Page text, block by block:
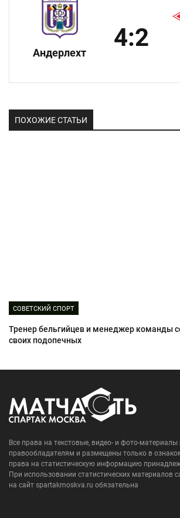
Андерлехт
4:2
ПОХОЖИЕ СТАТЬИ
СОВЕТСКИЙ СПОРТ
Тренер бельгийцев и менеджер команды
своих подопечных
Все права на текстовые, видео- и фото-
правообладателям и размещены только в
права на статистическую информацию
При использовании статистических материалов
на сайт spartakmoskva.ru обязательна